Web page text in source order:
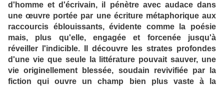
d'homme et d'écrivain, il pénètre avec audace dans
une œuvre portée par une écriture métaphorique aux
raccourcis éblouissants, évidente comme la poésie
mais, plus qu'elle, engagée et forcenée jusqu'à
réveiller l'indicible. Il découvre les strates profondes
d'une vie que seule la littérature pouvait sauver, une
vie originellement blessée, soudain revivifiée par la
fiction qui ouvre un champ bien plus vaste à la